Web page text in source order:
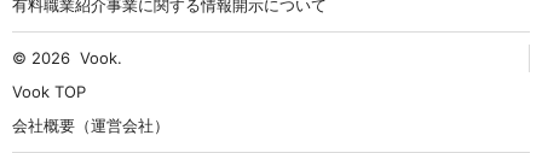
有料職業紹介事業に関する情報開示について
© 2026 Vook.
Vook TOP
会社概要（運営会社）